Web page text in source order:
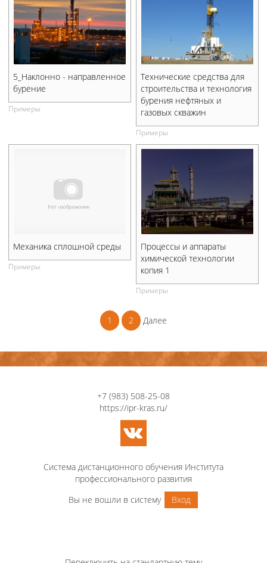
5_Наклонно - направленное
бурение
Примеры
Технические средства для
строительства и технология
бурения нефтяных и
газовых скважин
Примеры
Механика сплошной среды
Примеры
Процессы и аппараты
химической технологии
копия 1
Примеры
1 2 Далее
+7 (983) 508-25-08
https://ipr-kras.ru/
Система дистанционного обучения Института
профессионального развития
Вы не вошли в систему
Вход